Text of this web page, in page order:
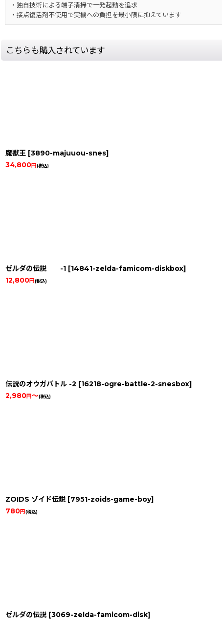
・独自技術による端子清掃で一発起動を追求
・接点復活剤不使用で実機への負担を最小限に抑えています
こちらも購入されています
魔獣王 [3890-majuuou-snes]
34,800円(税込)
ゼルダの伝説 -1 [14841-zelda-famicom-diskbox]
12,800円(税込)
伝説のオウガバトル -2 [16218-ogre-battle-2-snesbox]
2,980円～(税込)
ZOIDS ゾイド伝説 [7951-zoids-game-boy]
780円(税込)
ゼルダの伝説 [3069-zelda-famicom-disk]